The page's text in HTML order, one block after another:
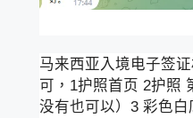
马来西亚入境电子签
可，1护照首页 2护照
没有也可以）3 彩色